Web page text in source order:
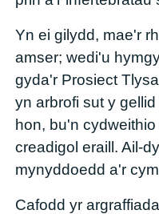
Yn ei gilydd, mae'r
amser; wedi'u
gyda'r Prosiect
yn arbrofi sut y
hon, bu'n
creadigol eraill. Ail-
mynyddoedd a'r
Cafodd yr